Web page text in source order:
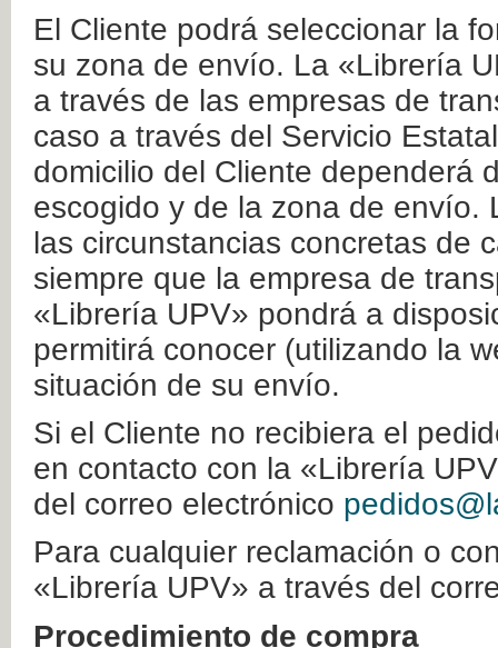
El Cliente podrá seleccionar la
su zona de envío. La «Librería
a través de las empresas de
caso a través del Servicio
domicilio del Cliente dependerá
escogido y de la zona de envío.
las circunstancias concretas de
siempre que la empresa de
«Librería UPV» pondrá a
permitirá conocer (utilizando la
situación de su envío.
Si el Cliente no recibiera el
en contacto con la «Librería
del correo electrónico
Para cualquier reclamación o
«Librería UPV» a través del
Procedimiento de compra